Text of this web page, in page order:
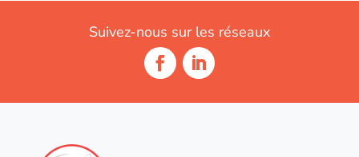
Suivez-nous sur les réseaux